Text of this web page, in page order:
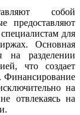
собой
предоставляют
для
Основная
на разделении
что создает
Финансирование
на
отвлекаясь на